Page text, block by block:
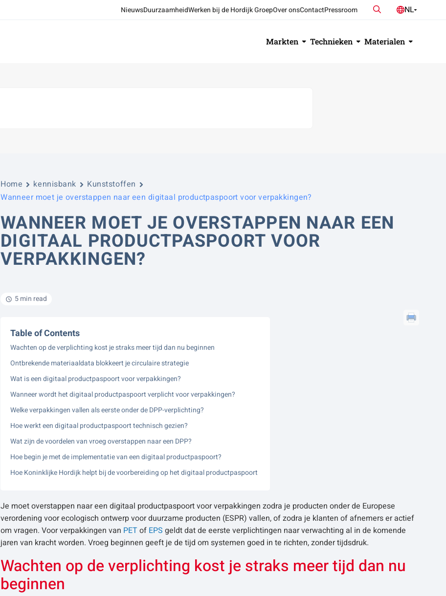
NieuwsDuurzaamheidWerken bij de Hordijk GroepOver onsContactPressroom ZoekenNL
Markten Technieken Materialen
Home kennisbank
Kunststoffen
Wanneer moet je overstappen naar een digitaal productpaspoort voor verpakkingen?
WANNEER MOET JE OVERSTAPPEN NAAR EEN
DIGITAAL PRODUCTPASPOORT VOOR
VERPAKKINGEN?
5 min read
Table of Contents
Wachten op de verplichting kost je straks meer tijd dan nu beginnen
Ontbrekende materiaaldata blokkeert je circulaire strategie
Wat is een digitaal productpaspoort voor verpakkingen?
Wanneer wordt het digitaal productpaspoort verplicht voor verpakkingen?
Welke verpakkingen vallen als eerste onder de DPP-verplichting?
Hoe werkt een digitaal productpaspoort technisch gezien?
Wat zijn de voordelen van vroeg overstappen naar een DPP?
Hoe begin je met de implementatie van een digitaal productpaspoort?
Hoe Koninklijke Hordijk helpt bij de voorbereiding op het digitaal productpaspoort
Je moet overstappen naar een digitaal productpaspoort voor verpakkingen zodra je producten onder de Europese
verordening voor ecologisch ontwerp voor duurzame producten (ESPR) vallen, of zodra je klanten of afnemers er actief
om vragen. Voor verpakkingen van PETof EPS geldt dat de eerste verplichtingen naar verwachting al in de komende
jaren van kracht worden. Vroeg beginnen geeft je de tijd om systemen goed in te richten, zonder tijdsdruk.
Wachten op de verplichting kost je straks meer tijd dan nu
beginnen